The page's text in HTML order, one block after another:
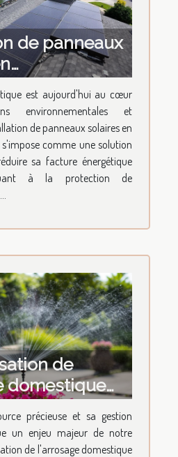
de panneaux
et
potentielles
est aujourd'hui au cœur
environnementales et
de panneaux solaires en
comme une solution
sa facture énergétique
à la protection de
de
domestique
une
de l'eau
précieuse et sa gestion
un enjeu majeur de notre
de l'arrosage domestique